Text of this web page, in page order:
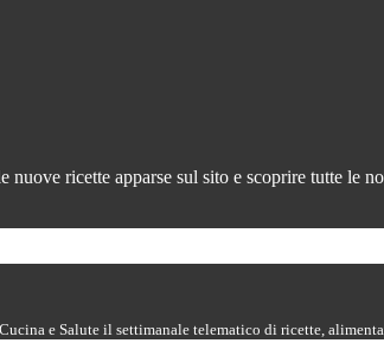
ricette apparse sul sito e scoprire tutte le
Cucina e Salute il settimanale telematico di ricette,